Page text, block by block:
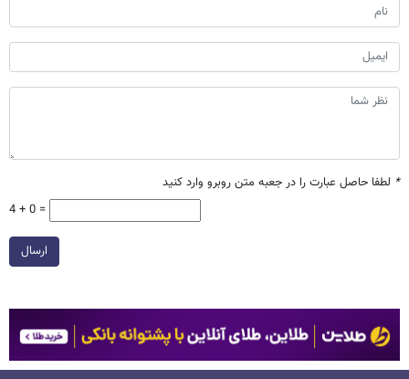
* لطفا حاصل عبارت را در جعبه متن روبرو وارد کنید
4 + 0 =
ارسال